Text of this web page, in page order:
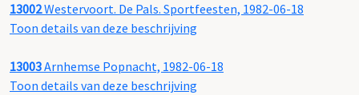
13002Westervoort. De Pals. Sportfeesten, 1982-06-18
Toon details van deze beschrijving
13003Arnhemse Popnacht, 1982-06-18
Toon details van deze beschrijving